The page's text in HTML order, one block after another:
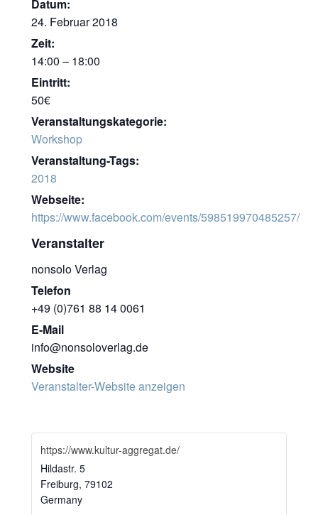
Datum:
24. Febru­ar 2018
Zeit:
14:00 – 18:00
Eintritt:
50€
Ver­an­stal­tungs­ka­te­go­rie:
Work­shop
Veranstaltung-Tags:
2018
Webseite:
https://www.facebook.com/events/598519970485257/
Veranstalter
non­so­lo Verlag
Telefon
+49 (0)761 88 14 0061
E‑Mail
info@nonsoloverlag.de
Website
Veranstalter-Website anzei­gen
https://www.kultur-aggregat.de/
Hil­da­str. 5
Frei­burg, 79102
Ger­ma­ny